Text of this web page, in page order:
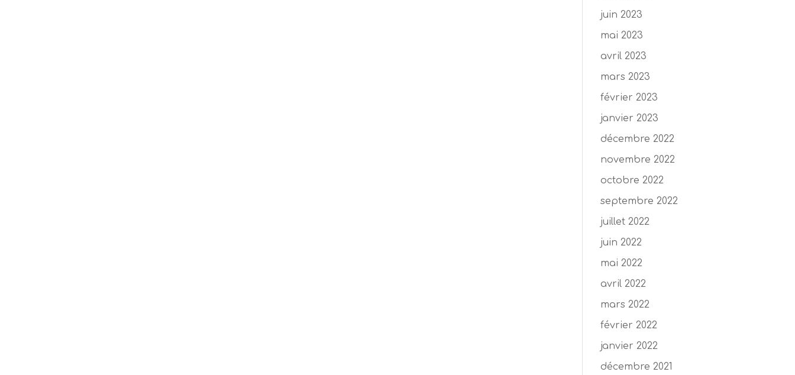
juin 2023
mai 2023
avril 2023
mars 2023
février 2023
janvier 2023
décembre 2022
novembre 2022
octobre 2022
septembre 2022
juillet 2022
juin 2022
mai 2022
avril 2022
mars 2022
février 2022
janvier 2022
décembre 2021